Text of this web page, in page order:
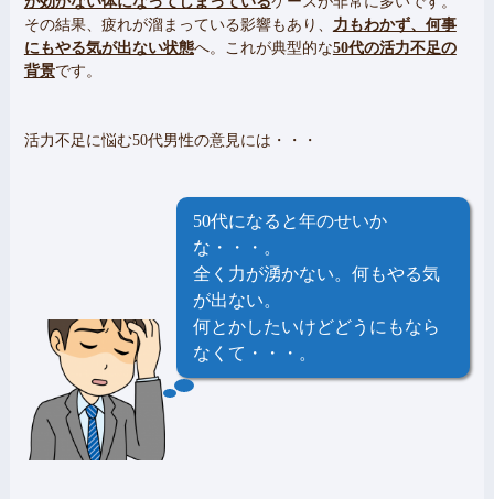
その結果、疲れが溜まっている影響もあり、 力もわかず、何事
にもやる気が出ない状態へ。これが典型的な50代の活力不足の
背景です。
活力不足に悩む50代男性の意見には・・・
50代になると年のせいか
な・・・。
全く力が湧かない。何もやる気
が出ない。
何とかしたいけどどうにもなら
なくて・・・。